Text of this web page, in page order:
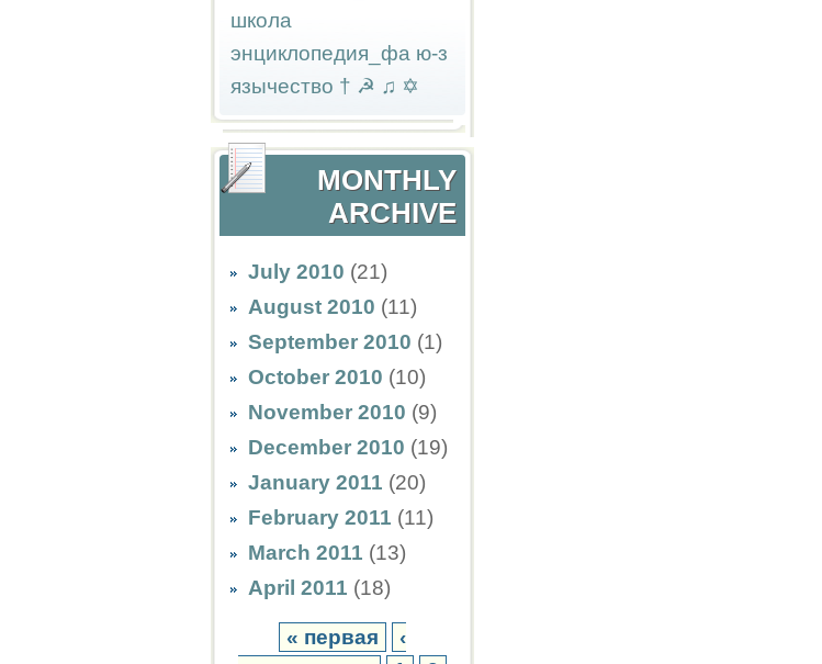
школа
энциклопедия_фа ю-з
язычество † ☭ ♫ ✡
MONTHLY
ARCHIVE
July 2010 (21)
August 2010 (11)
September 2010 (1)
October 2010 (10)
November 2010 (9)
December 2010 (19)
January 2011 (20)
February 2011 (11)
March 2011 (13)
April 2011 (18)
« первая
‹